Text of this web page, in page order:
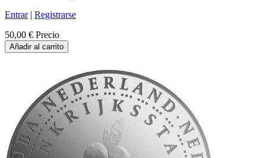
Entrar| Registrarse
50,00 € Precio
Añadir al carrito